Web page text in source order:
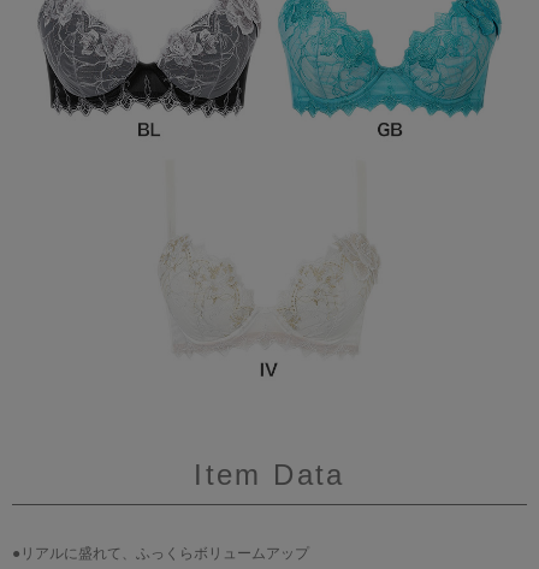
Item Data
●リアルに盛れて、ふっくらボリュームアップ